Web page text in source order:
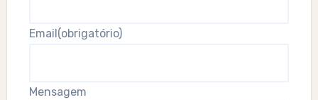
Email (obrigatório)
Mensagem